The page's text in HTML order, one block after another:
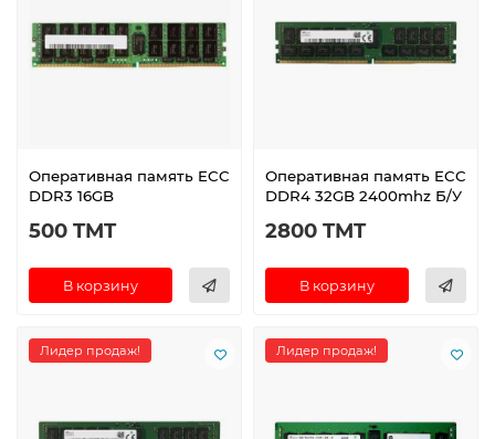
Оперативная память ECC
DDR3 16GB
500 TMT
В корзину
Оперативная память ECC
DDR4 32GB 2400mhz Б/У
2800 TMT
В корзину
Лидер продаж! Лидер продаж!